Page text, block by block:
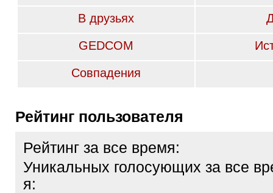
В друзьях
GEDCOM
Совпадения
Рейтинг пользователя
Рейтинг за все время:
Уникальных голосующих за все
я: